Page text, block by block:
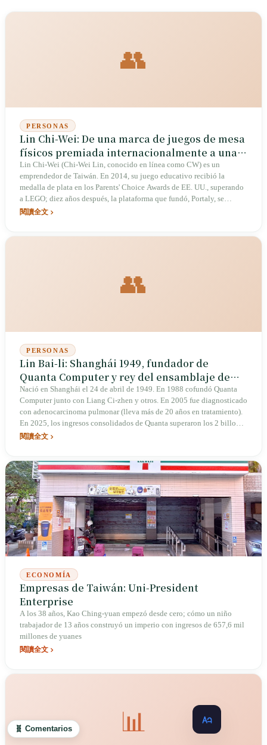
👥
PERSONAS
Lin Chi-Wei: De una marca de juegos de mesa
físicos premiada internacionalmente a una
plataforma de software para 200 000
creadores
Lin Chi-Wei (Chi-Wei Lin, conocido en línea como CW) es un
emprendedor de Taiwán. En 2014, su juego educativo recibió la
medalla de plata en los Parents' Choice Awards de EE. UU., superando
a LEGO; diez años después, la plataforma que fundó, Portaly, se
convirtió en la mayor plataforma de negocios para creadores de
en otra y comparte públicamente el método.
閱讀全文
👥
PERSONAS
Lin Bai-li: Shanghái 1949, fundador de
Quanta Computer y rey del ensamblaje de
portátiles que lleva veinte años luchando
contra el cáncer
Nació en Shanghái el 24 de abril de 1949. En 1988 cofundó Quanta
Computer junto con Liang Ci-zhen y otros. En 2005 fue diagnosticado
con adenocarcinoma pulmonar (lleva más de 20 años en tratamiento).
En 2025, los ingresos consolidados de Quanta superaron los 2 billones
de TWD, es un socio clave de servidores para NVIDIA y figura en
閱讀全文
ECONOMÍA
Empresas de Taiwán: Uni-President
Enterprise
A los 38 años, Kao Ching-yuan empezó desde cero; cómo un niño
trabajador de 13 años construyó un imperio con ingresos de 657,6 mil
millones de yuanes
閱讀全文
📊
🧬 Comentarios